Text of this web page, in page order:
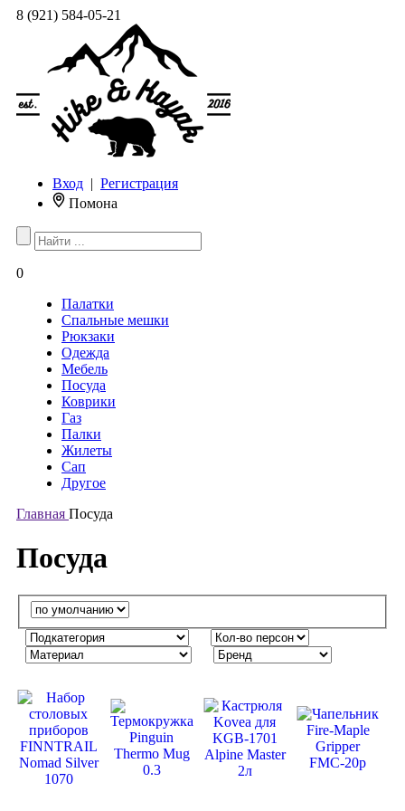
8 (921) 584-05-21
Вход | Регистрация
Помона
0
Палатки
Спальные мешки
Рюкзаки
Одежда
Мебель
Посуда
Коврики
Газ
Палки
Жилеты
Сап
Другое
Главная Посуда
Посуда